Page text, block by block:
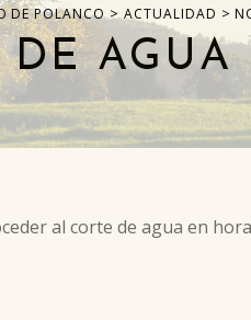
DE POLANCO>ACTUALIDAD >
DE
al corte de agua en